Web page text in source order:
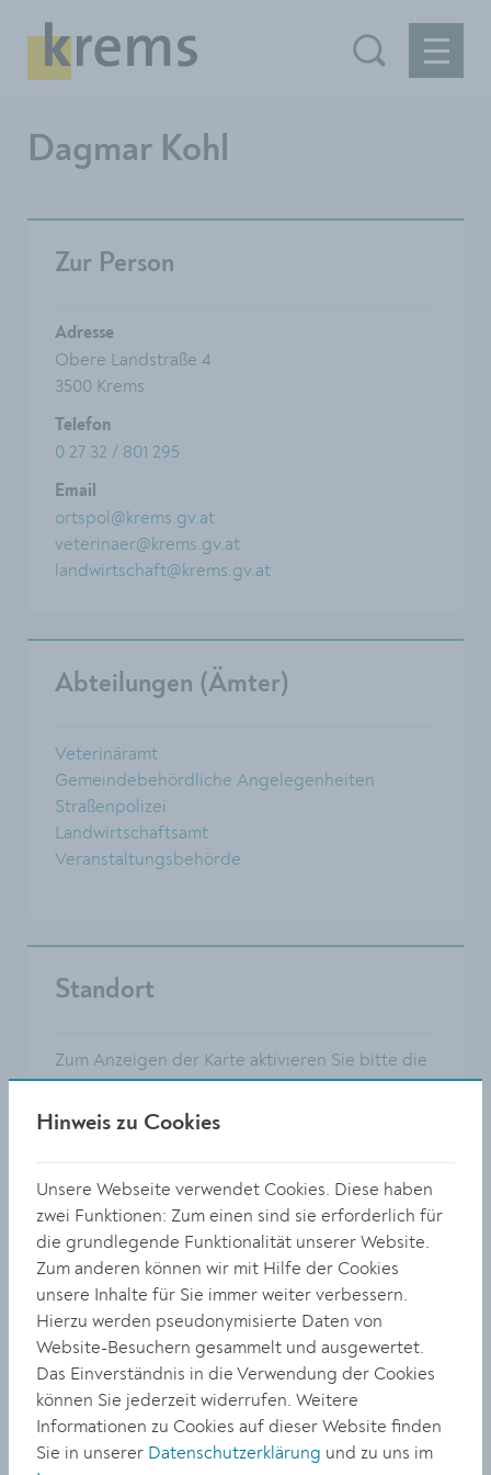
Dagmar Kohl
Zur Person
Adresse
Obere Landstraße 4
3500 Krems
Telefon
0 27 32 / 801 295
Email
ortspol@krems.gv.at
veterinaer@krems.gv.at
landwirtschaft@krems.gv.at
Abteilungen (Ämter)
Veterinäramt
Gemeindebehördliche Angelegenheiten
Straßenpolizei
Landwirtschaftsamt
Veranstaltungsbehörde
Standort
Zum Anzeigen der Karte aktivieren Sie bitte die
optionalen Cookies unterPrivatsphäre
Einstellungen
Adresse
Hinweis zu Cookies
Unsere Webseite verwendet Cookies. Diese haben
zwei Funktionen: Zum einen sind sie erforderlich für
die grundlegende Funktionalität unserer Website.
Zum anderen können wir mit Hilfe der Cookies
unsere Inhalte für Sie immer weiter verbessern.
Hierzu werden pseudonymisierte Daten von
Website-Besuchern gesammelt und ausgewertet.
Das Einverständnis in die Verwendung der Cookies
können Sie jederzeit widerrufen. Weitere
Informationen zu Cookies auf dieser Website finden
Sie in unserer Datenschutzerklärung und zu uns im